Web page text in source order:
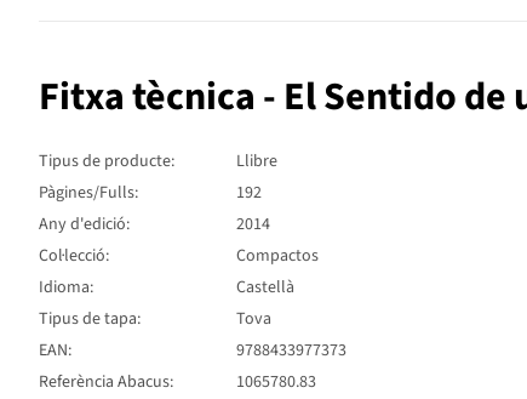
Fitxa tècnica - El Sentido de
Tipus de producte:
Llibre
Pàgines/Fulls:
192
Any d'edició:
2014
Col·lecció:
Compactos
Idioma:
Castellà
Tipus de tapa:
Tova
EAN:
9788433977373
Referència Abacus:
1065780.83